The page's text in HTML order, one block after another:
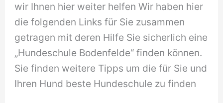
wir Ihnen hier weiter helfen Wir haben hier
die folgenden Links für Sie zusammen
getragen mit deren Hilfe Sie sicherlich eine
„Hundeschule Bodenfelde“ finden können.
Sie finden weitere Tipps um die für Sie und
Ihren Hund beste Hundeschule zu finden